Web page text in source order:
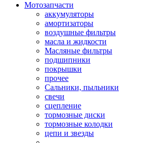
Мотозапчасти
аккумуляторы
амортизаторы
воздушные фильтры
масла и жидкости
Масляные фильтры
подшипники
покрышки
прочее
Сальники, пыльники
свечи
сцепление
тормозные диски
тормозные колодки
цепи и звезды